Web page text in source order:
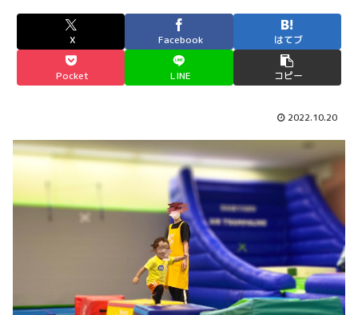
X Facebook はてブ
Pocket LINE コピー
2022.10.20